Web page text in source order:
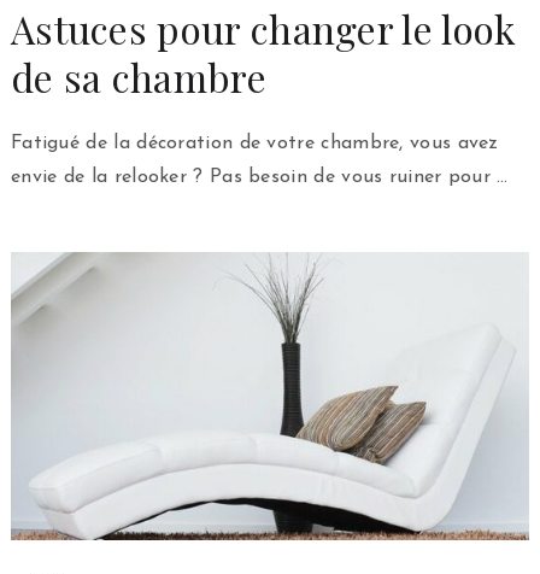
Astuces pour changer le look
de sa chambre
Fatigué de la décoration de votre chambre, vous avez
envie de la relooker ? Pas besoin de vous ruiner pour …